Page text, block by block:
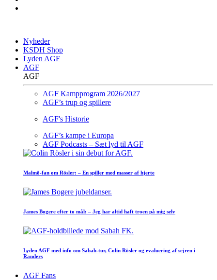
Nyheder
KSDH Shop
Lyden AGF
AGF
AGF
AGF Kampprogram 2026/2027
AGF’s trup og spillere
AGF's Historie
AGF’s kampe i Europa
AGF Podcasts – Sæt lyd til AGF
Malmö-fan om Rösler: – En spiller med masser af hjerte
James Bogere efter to mål: – Jeg har altid haft troen på mig selv
Lyden AGF med info om Sabah-tur, Colin Rösler og evaluering af sejren i
Randers
AGF Fans